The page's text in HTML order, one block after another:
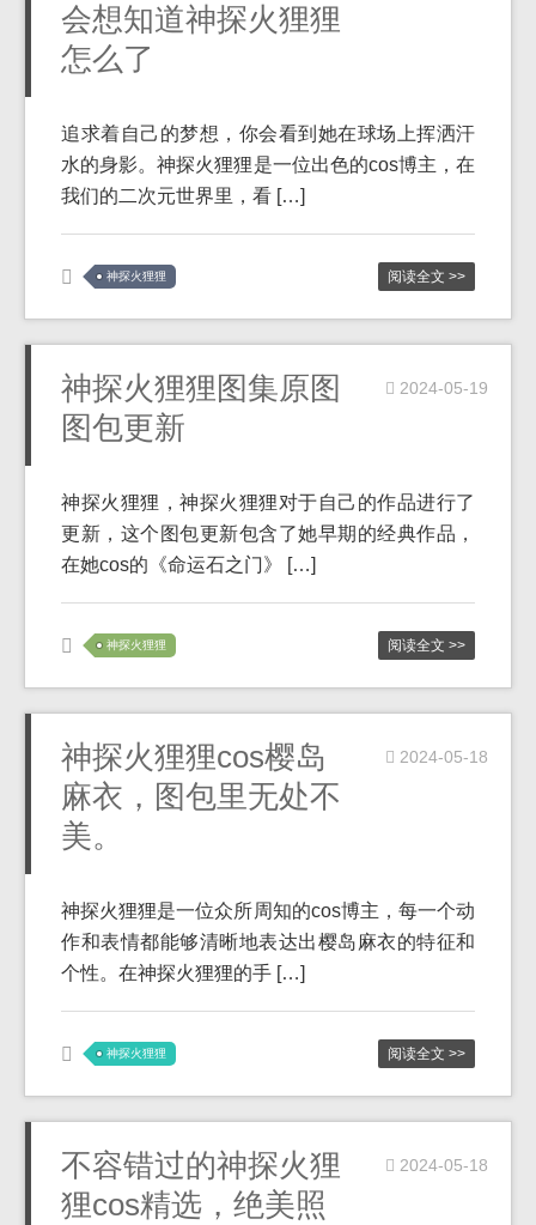
会想知道神探火狸狸
怎么了
追求着自己的梦想，你会看到她在球场上挥洒汗
水的身影。神探火狸狸是一位出色的cos博主，在
我们的二次元世界里，看 […]
神探火狸狸 阅读全文 >>
神探火狸狸图集原图
图包更新
2024-05-19
神探火狸狸，神探火狸狸对于自己的作品进行了
更新，这个图包更新包含了她早期的经典作品，
在她cos的《命运石之门》 […]
神探火狸狸 阅读全文 >>
神探火狸狸cos樱岛
麻衣，图包里无处不
美。
2024-05-18
神探火狸狸是一位众所周知的cos博主，每一个动
作和表情都能够清晰地表达出樱岛麻衣的特征和
个性。在神探火狸狸的手 […]
神探火狸狸 阅读全文 >>
不容错过的神探火狸
狸cos精选，绝美照
2024-05-18